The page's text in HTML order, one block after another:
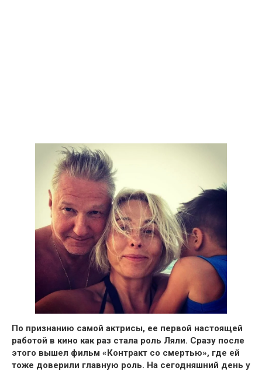
По признанию самой актрисы, ее первой настоящей
работой в кино как раз стала роль Ляли. Сразу после
этого вышел фильм «Контракт со смертью», где ей
тоже доверили главную роль. На сегодняшний день у